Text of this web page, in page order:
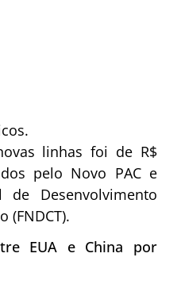
linhas foi de R$
pelo Novo PAC e
Desenvolvimento
(FNDCT).
EUA e China por